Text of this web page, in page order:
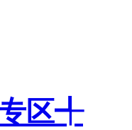
专区╃